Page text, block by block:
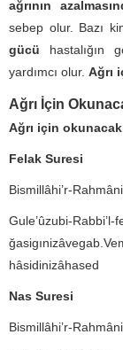
ağrının
sebep olur. Bazı
gücü hastalığın
yardımcı olur. Ağrı
Ağrı İçin
Ağrı için
Felak Suresi
Bismillâhi’r-
Gule’ûzubi-
hâsidinizâhased
Nas Suresi
Bismillâhi’r-